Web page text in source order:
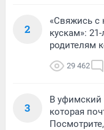
2
«Свяжись с
кускам»:
родителям
29 462
3
В уфимский
которая